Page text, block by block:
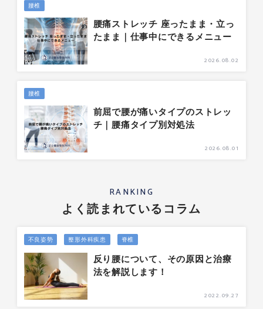
腰椎
腰痛ストレッチ 座ったまま・立っ
たまま｜仕事中にできるメニュー
2026.08.02
腰椎
前屈で腰が痛いタイプのストレッ
チ｜腰痛タイプ別対処法
2026.08.01
RANKING
よく読まれているコラム
不良姿勢 整形外科疾患 脊椎
反り腰について、その原因と治療
法を解説します！
2022.09.27